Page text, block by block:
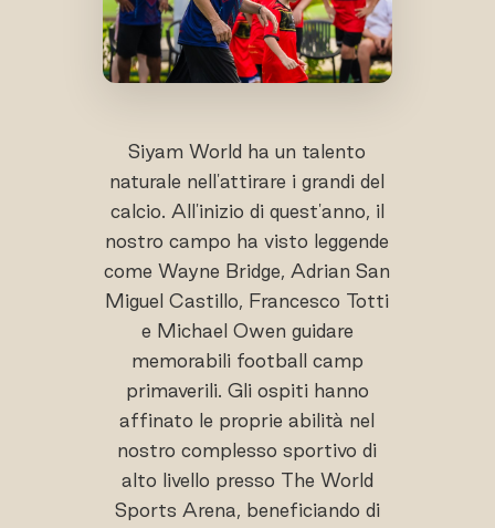
Siyam World ha un talento
naturale nell'attirare i grandi del
calcio. All'inizio di quest'anno, il
nostro campo ha visto leggende
come Wayne Bridge, Adrian San
Miguel Castillo, Francesco Totti
e Michael Owen guidare
memorabili football camp
primaverili. Gli ospiti hanno
affinato le proprie abilità nel
nostro complesso sportivo di
alto livello presso The World
Sports Arena, beneficiando di